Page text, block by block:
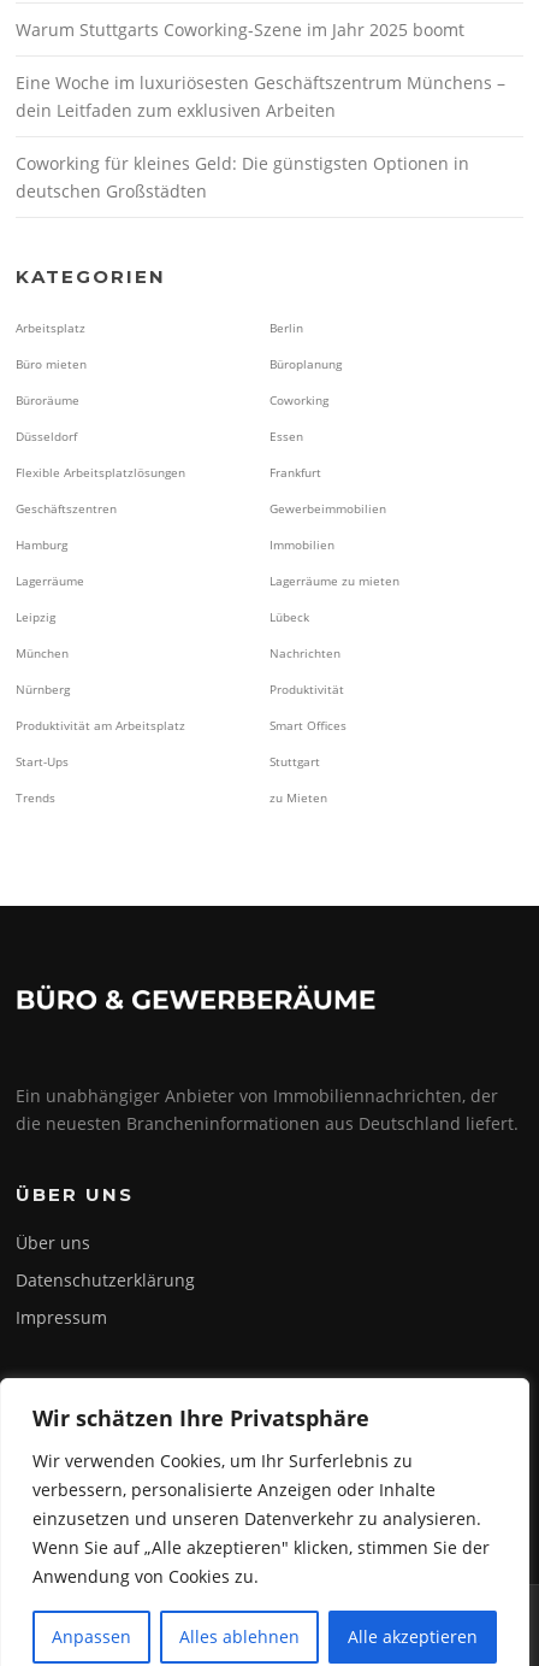
Wir schätzen Ihre Privatsphäre
Wir verwenden Cookies, um Ihr Surferlebnis zu
verbessern, personalisierte Anzeigen oder Inhalte
einzusetzen und unseren Datenverkehr zu analysieren.
Wenn Sie auf „Alle akzeptieren" klicken, stimmen Sie der
Anwendung von Cookies zu.
Anpassen Alles ablehnen Alle akzeptieren
Warum Stuttgarts Coworking-Szene im Jahr 2025 boomt
Eine Woche im luxuriösesten Geschäftszentrum Münchens –
dein Leitfaden zum exklusiven Arbeiten
Coworking für kleines Geld: Die günstigsten Optionen in
deutschen Großstädten
KATEGORIEN
Arbeitsplatz Berlin
Büro mieten Büroplanung
Büroräume Coworking
Düsseldorf Essen
Flexible Arbeitsplatzlösungen Frankfurt
Geschäftszentren Gewerbeimmobilien
Hamburg Immobilien
Lagerräume Lagerräume zu mieten
Leipzig Lübeck
München Nachrichten
Nürnberg Produktivität
Produktivität am Arbeitsplatz Smart Offices
Start-Ups Stuttgart
Trends zu Mieten
Ein unabhängiger Anbieter von Immobiliennachrichten, der
die neuesten Brancheninformationen aus Deutschland liefert.
ÜBER UNS
Über uns
Datenschutzerklärung
Impressum
Erfahren sie alles über die aktuellsten Bürokonzepte,
Coworking und die neuesten Bürotrends.